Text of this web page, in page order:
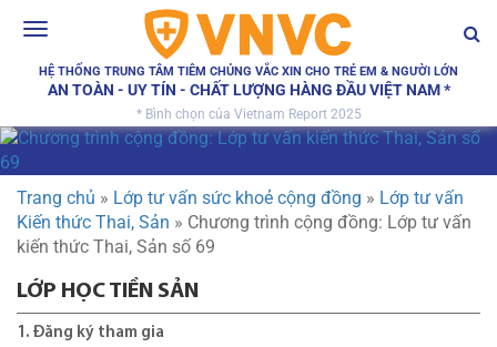
Toggle
HỆ THỐNG TRUNG TÂM TIÊM CHỦNG VẮC XIN CHO TRẺ EM & NGƯỜI LỚN
AN TOÀN - UY TÍN - CHẤT LƯỢNG HÀNG ĐẦU VIỆT NAM *
* Bình chọn của Vietnam Report 2025
Trang chủ » Lớp tư vấn sức khoẻ cộng đồng » Lớp tư vấn
Kiến thức Thai, Sản » Chương trình cộng đồng: Lớp tư vấn
kiến thức Thai, Sản số 69
LỚP HỌC TIỀN SẢN
1. Đăng ký tham gia